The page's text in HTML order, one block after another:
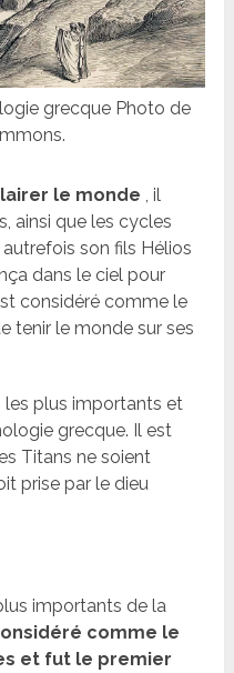
grecque Photo de
le monde , il
ainsi que les cycles
autrefois son fils Hélios
dans le ciel pour
considéré comme le
tenir le monde sur ses
les plus importants et
grecque. Il est
Titans ne soient
prise par le dieu
importants de la
comme le
et fut le premier